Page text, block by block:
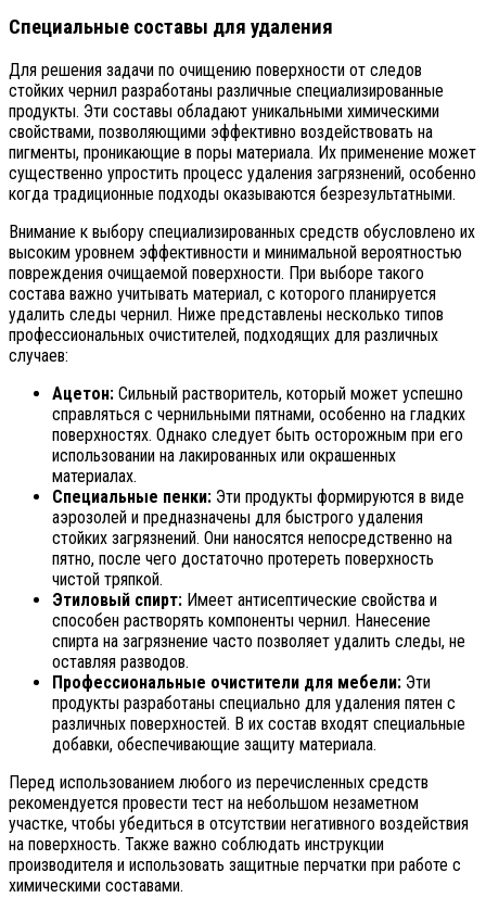
Специальные составы для удаления
Для решения задачи по очищению поверхности от следов
стойких чернил разработаны различные специализированные
продукты. Эти составы обладают уникальными химическими
свойствами, позволяющими эффективно воздействовать на
пигменты, проникающие в поры материала. Их применение может
существенно упростить процесс удаления загрязнений, особенно
когда традиционные подходы оказываются безрезультатными.
Внимание к выбору специализированных средств обусловлено их
высоким уровнем эффективности и минимальной вероятностью
повреждения очищаемой поверхности. При выборе такого
состава важно учитывать материал, с которого планируется
удалить следы чернил. Ниже представлены несколько типов
профессиональных очистителей, подходящих для различных
случаев:
Ацетон: Сильный растворитель, который может успешно
справляться с чернильными пятнами, особенно на гладких
поверхностях. Однако следует быть осторожным при его
использовании на лакированных или окрашенных
материалах.
Специальные пенки: Эти продукты формируются в виде
аэрозолей и предназначены для быстрого удаления
стойких загрязнений. Они наносятся непосредственно на
пятно, после чего достаточно протереть поверхность
чистой тряпкой.
Этиловый спирт: Имеет антисептические свойства и
способен растворять компоненты чернил. Нанесение
спирта на загрязнение часто позволяет удалить следы, не
оставляя разводов.
Профессиональные очистители для мебели: Эти
продукты разработаны специально для удаления пятен с
различных поверхностей. В их состав входят специальные
добавки, обеспечивающие защиту материала.
Перед использованием любого из перечисленных средств
рекомендуется провести тест на небольшом незаметном
участке, чтобы убедиться в отсутствии негативного воздействия
на поверхность. Также важно соблюдать инструкции
производителя и использовать защитные перчатки при работе с
химическими составами.